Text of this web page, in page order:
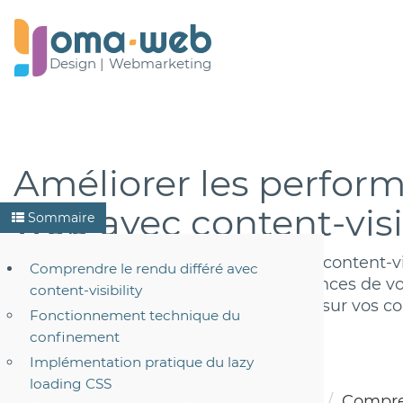
Design | Webmarketing
Améliorer les
web avec content-
Découvrez comment la propriété CSS content-
améliore drastiquement les performances de
appliquant un lazy loading intelligent sur vos
images.
Sommaire
Comprendre le rendu différé avec
content-visibility
Fonctionnement technique du
confinement
Implémentation pratique du lazy
loading CSS